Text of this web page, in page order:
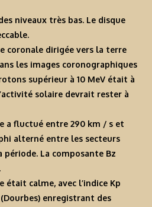
niveaux très bas. Le disque
coronale dirigée vers la terre
les images coronographiques
supérieur à 10 MeV était à
solaire devrait rester à
a fluctué entre 290 km / s et
phi alterné entre les secteurs
La composante Bz
était calme, avec l’indice Kp
enregistrant des